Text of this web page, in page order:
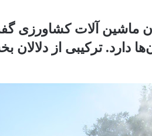
ماشین آلات کشاورزی
دارد. ترکیبی از